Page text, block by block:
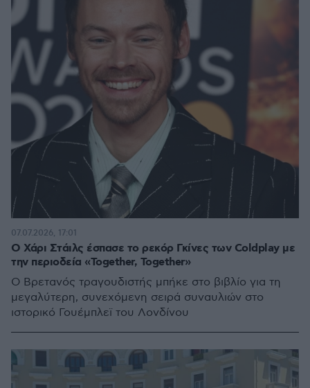
Ο Χάρι Στάιλς έσπασε το ρεκόρ Γκίνες των Coldplay με
την περιοδεία «Together, Together»
Ο Βρετανός τραγουδιστής μπήκε στο βιβλίο για τη
μεγαλύτερη, συνεχόμενη σειρά συναυλιών στο
ιστορικό Γουέμπλεϊ του Λονδίνου
07.07.2026, 17:01